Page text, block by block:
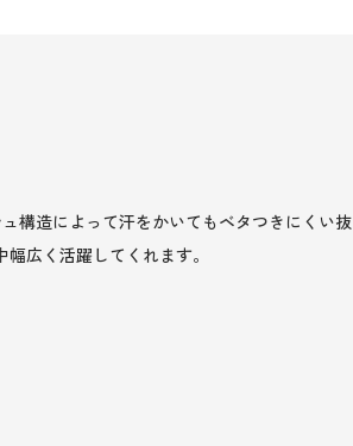
構造によって汗をかいてもベタつきにくい抜
広く活躍してくれます。